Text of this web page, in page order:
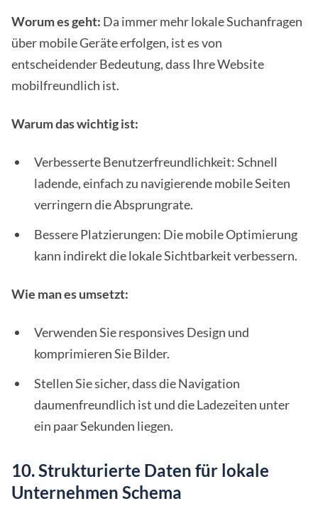
Worum es geht: Da immer mehr lokale Suchanfragen
über mobile Geräte erfolgen, ist es von
entscheidender Bedeutung, dass Ihre Website
mobilfreundlich ist.
Warum das wichtig ist:
Verbesserte Benutzerfreundlichkeit: Schnell
ladende, einfach zu navigierende mobile Seiten
verringern die Absprungrate.
Bessere Platzierungen: Die mobile Optimierung
kann indirekt die lokale Sichtbarkeit verbessern.
Wie man es umsetzt:
Verwenden Sie responsives Design und
komprimieren Sie Bilder.
Stellen Sie sicher, dass die Navigation
daumenfreundlich ist und die Ladezeiten unter
ein paar Sekunden liegen.
10. Strukturierte Daten für lokale
Unternehmen Schema